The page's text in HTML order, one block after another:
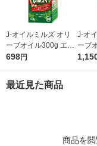
J-オイルミルズ オリ
ーブオイル300g エキ
ストラバージン スペ
L
698円
J-オ
ーブ
スト
最近見た商品
商品を